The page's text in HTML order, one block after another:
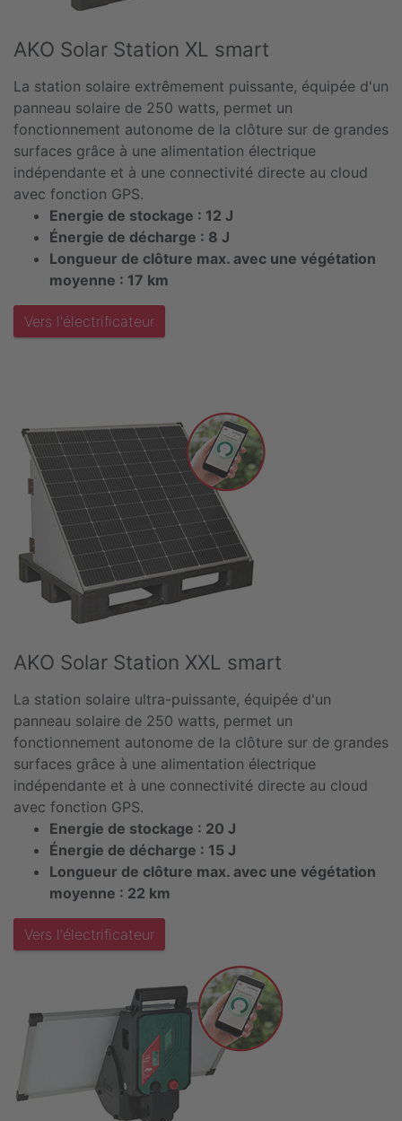
AKO Solar Station XL smart
La station solaire extrêmement puissante, équipée d'un
panneau solaire de 250 watts, permet un
fonctionnement autonome de la clôture sur de grandes
surfaces grâce à une alimentation électrique
indépendante et à une connectivité directe au cloud
avec fonction GPS.
Energie de stockage : 12 J
Énergie de décharge : 8 J
Longueur de clôture max. avec une végétation
moyenne : 17 km
Vers l'électrificateur
AKO Solar Station XXL smart
La station solaire ultra-puissante, équipée d'un
panneau solaire de 250 watts, permet un
fonctionnement autonome de la clôture sur de grandes
surfaces grâce à une alimentation électrique
indépendante et à une connectivité directe au cloud
avec fonction GPS.
Energie de stockage : 20 J
Énergie de décharge : 15 J
Longueur de clôture max. avec une végétation
moyenne : 22 km
Vers l'électrificateur